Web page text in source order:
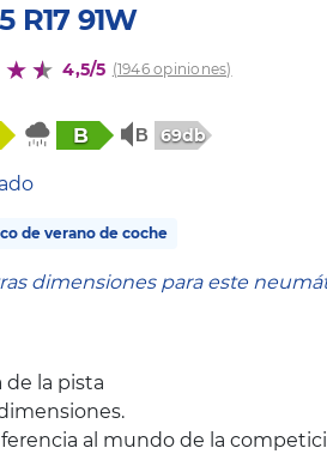
R17 91W
4,5/5 (1946 opiniones)
B 69db
de verano de coche
dimensiones para este
de la pista
al mundo de la